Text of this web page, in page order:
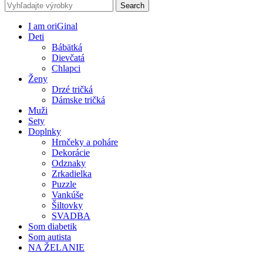
Search
I am oriGinal
Deti
Bábätká
Dievčatá
Chlapci
Ženy
Drzé tričká
Dámske tričká
Muži
Sety
Doplnky
Hrnčeky a poháre
Dekorácie
Odznaky
Zrkadielka
Puzzle
Vankúše
Šiltovky
SVADBA
Som diabetik
Som autista
NA ŽELANIE